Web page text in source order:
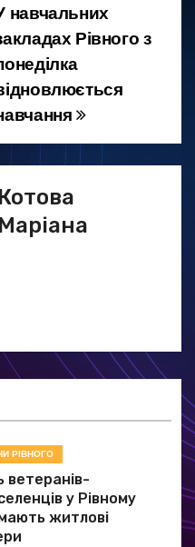
навчальних
Рівного з
Котова
Маріана
РІВНОГО
ветеранів-
у Рівному
житлові